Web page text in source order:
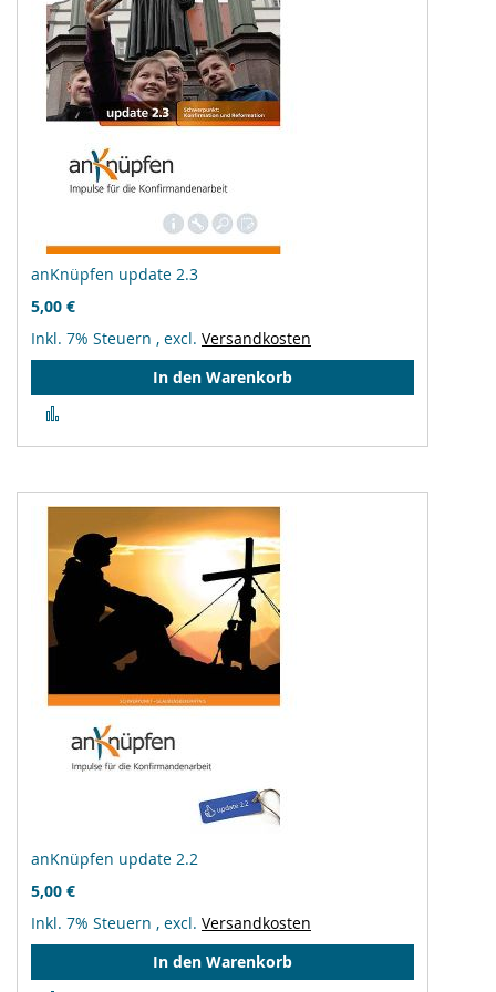
anKnüpfen update 2.3
5,00 €
Inkl. 7% Steuern , excl. Versandkosten
In den Warenkorb
hinzufügen
anKnüpfen update 2.2
5,00 €
Inkl. 7% Steuern , excl. Versandkosten
In den Warenkorb